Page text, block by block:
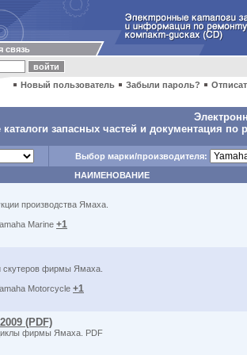
связь
Новый пользователь Забыли пароль?
запасных частей и документация
Выбор марки/производителя:
НАИМЕНОВАНИЕ
производства Ямаха.
Marine +1
скутеров фирмы Ямаха.
Motorcycle +1
(PDF)
фирмы Ямаха. PDF